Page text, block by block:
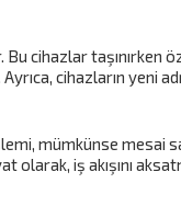
cihazlar taşınırken
cihazların yeni
mümkünse mesai
iş akışını